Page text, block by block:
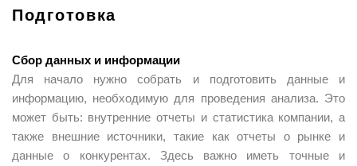
Подготовка
Сбор данных и информации
Для начало нужно собрать и подготовить данные и
информацию, необходимую для проведения анализа. Это
может быть: внутренние отчеты и статистика компании, а
также внешние источники, такие как отчеты о рынке и
данные о конкурентах. Здесь важно иметь точные и